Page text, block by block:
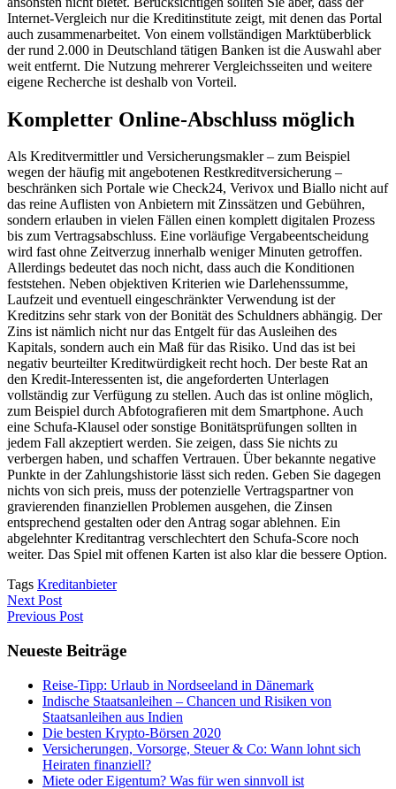
Internet-Vergleich nur die Kreditinstitute zeigt, mit denen das Portal
auch zusammenarbeitet. Von einem vollständigen Marktüberblick
der rund 2.000 in Deutschland tätigen Banken ist die Auswahl aber
weit entfernt. Die Nutzung mehrerer Vergleichsseiten und weitere
eigene Recherche ist deshalb von Vorteil.
Kompletter Online-Abschluss möglich
Als Kreditvermittler und Versicherungsmakler – zum Beispiel
wegen der häufig mit angebotenen Restkreditversicherung –
beschränken sich Portale wie Check24, Verivox und Biallo nicht auf
das reine Auflisten von Anbietern mit Zinssätzen und Gebühren,
sondern erlauben in vielen Fällen einen komplett digitalen Prozess
bis zum Vertragsabschluss. Eine vorläufige Vergabeentscheidung
wird fast ohne Zeitverzug innerhalb weniger Minuten getroffen.
Allerdings bedeutet das noch nicht, dass auch die Konditionen
feststehen. Neben objektiven Kriterien wie Darlehenssumme,
Laufzeit und eventuell eingeschränkter Verwendung ist der
Kreditzins sehr stark von der Bonität des Schuldners abhängig. Der
Zins ist nämlich nicht nur das Entgelt für das Ausleihen des
Kapitals, sondern auch ein Maß für das Risiko. Und das ist bei
negativ beurteilter Kreditwürdigkeit recht hoch. Der beste Rat an
den Kredit-Interessenten ist, die angeforderten Unterlagen
vollständig zur Verfügung zu stellen. Auch das ist online möglich,
zum Beispiel durch Abfotografieren mit dem Smartphone. Auch
eine Schufa-Klausel oder sonstige Bonitätsprüfungen sollten in
jedem Fall akzeptiert werden. Sie zeigen, dass Sie nichts zu
verbergen haben, und schaffen Vertrauen. Über bekannte negative
Punkte in der Zahlungshistorie lässt sich reden. Geben Sie dagegen
nichts von sich preis, muss der potenzielle Vertragspartner von
gravierenden finanziellen Problemen ausgehen, die Zinsen
entsprechend gestalten oder den Antrag sogar ablehnen. Ein
abgelehnter Kreditantrag verschlechtert den Schufa-Score noch
weiter. Das Spiel mit offenen Karten ist also klar die bessere Option.
Tags Kreditanbieter
Next Post
Previous Post
Neueste Beiträge
Reise-Tipp: Urlaub in Nordseeland in Dänemark
Indische Staatsanleihen – Chancen und Risiken von
Staatsanleihen aus Indien
Die besten Krypto-Börsen 2020
Versicherungen, Vorsorge, Steuer & Co: Wann lohnt sich
Heiraten finanziell?
Miete oder Eigentum? Was für wen sinnvoll ist